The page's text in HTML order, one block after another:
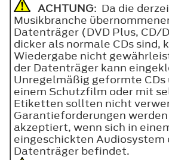
ACHTUNG: Da die
Musikbranche
Datenträger (DVD Plus, CD/
dicker als normale CDs sind,
Wiedergabe nicht
der Datenträger kann
Unregelmäßig geformte CDs
einem Schutzfilm oder mit
Etiketten sollten nicht
Garantieforderungen
akzeptiert, wenn sich in
eingeschickten Audiosystem
Datenträger befindet.